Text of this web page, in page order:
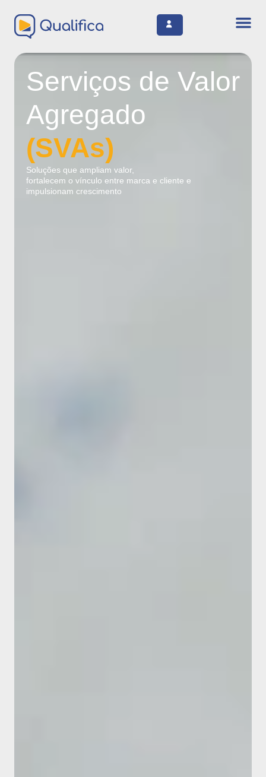
Serviços de Valor
Agregado
(SVAs)
Soluções que ampliam valor,
fortalecem o vínculo entre marca e cliente e
impulsionam crescimento